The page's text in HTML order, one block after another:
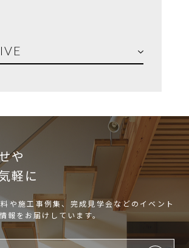
や
軽に
や施工事例集、完成見学会などのイベント
報をお届けしています。